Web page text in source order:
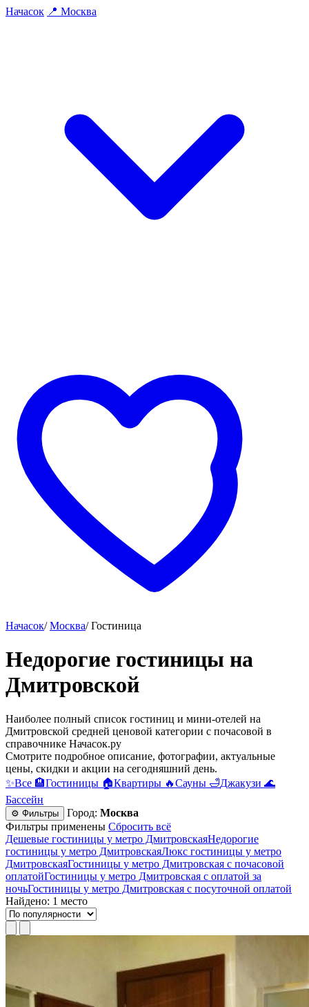
Начасок 📍 Москва
Начасок/ Москва/ Гостиница
Недорогие гостиницы на
Дмитровской
Наиболее полный список гостиниц и мини-отелей на
Дмитровской средней ценовой категории c почасовой в
справочнике Начасок.ру
Смотрите подробное описание, фотографии, актуальные
цены, скидки и акции на сегодняшний день.
✨Все 🏨Гостиницы 🏠Квартиры 🔥Сауны 🛁Джакузи 🌊
Бассейн
⚙ Фильтры Город: Москва
Фильтры применены Сбросить всё
Дешевые гостиницы у метро ДмитровскаяНедорогие
гостиницы у метро ДмитровскаяЛюкс гостиницы у метро
ДмитровскаяГостиницы у метро Дмитровская c почасовой
оплатойГостиницы у метро Дмитровская с оплатой за
ночьГостиницы у метро Дмитровская c посуточной оплатой
Найдено: 1 место